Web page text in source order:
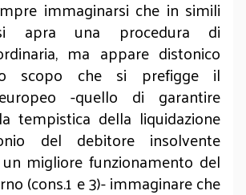
immaginarsi che in simili
apra una procedura di
ma appare distonico
scopo che si prefigge il
-quello di garantire
tempistica della liquidazione
del debitore insolvente
migliore funzionamento del
(cons.1 e 3)- immaginare che